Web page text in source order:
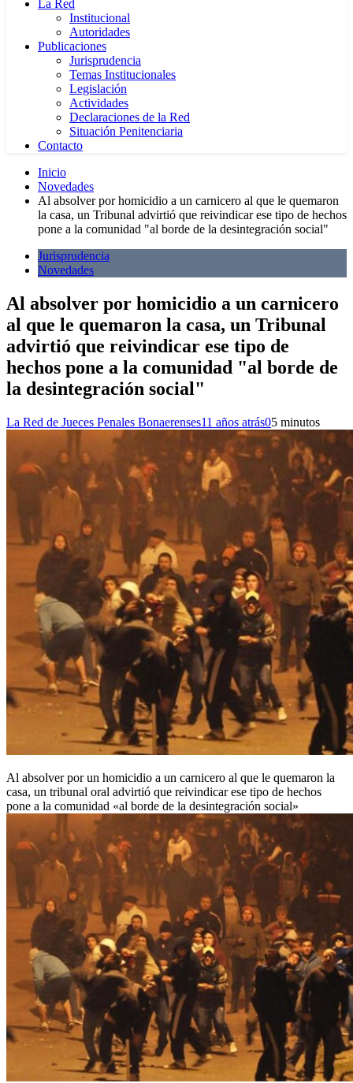
La Red
Institucional
Autoridades
Publicaciones
Jurisprudencia
Temas Institucionales
Legislación
Actividades
Declaraciones de la Red
Situación Penitenciaria
Contacto
Inicio
Novedades
Al absolver por homicidio a un carnicero al que le quemaron
la casa, un Tribunal advirtió que reivindicar ese tipo de hechos
pone a la comunidad "al borde de la desintegración social"
Jurisprudencia
Novedades
Al absolver por homicidio a un carnicero
al que le quemaron la casa, un Tribunal
advirtió que reivindicar ese tipo de
hechos pone a la comunidad "al borde de
la desintegración social"
La Red de Jueces Penales Bonaerenses11 años atrás05 minutos
Al absolver por un homicidio a un carnicero al que le quemaron la
casa, un tribunal oral advirtió que reivindicar ese tipo de hechos
pone a la comunidad «al borde de la desintegración social»